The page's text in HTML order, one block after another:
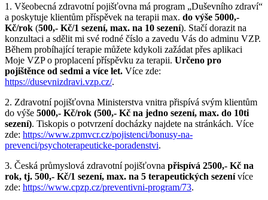
1. Všeobecná zdravotní pojišťovna má program „Duševního zdraví“
a poskytuje klientům příspěvek na terapii max. do výše 5000,-
Kč/rok (500,- Kč/1 sezení, max. na 10 sezení). Stačí dorazit na
konzultaci a sdělit mi své rodné číslo a zavedu Vás do adminu VZP.
Během probíhající terapie můžete kdykoli zažádat přes aplikaci
Moje VZP o proplacení příspěvku za terapii. Určeno pro
pojištěnce od sedmi a více let. Více zde:
https://dusevnizdravi.vzp.cz/.
2. Zdravotní pojišťovna Ministerstva vnitra přispívá svým klientům
do výše 5000,- Kč/rok (500,- Kč na jedno sezení, max. do 10ti
sezení). Tiskopis o potvrzení docházky najdete na stránkách. Více
zde: https://www.zpmvcr.cz/pojistenci/bonusy-na-
prevenci/psychoterapeuticke-poradenstvi.
3. Česká průmyslová zdravotní pojišťovna přispívá 2500,- Kč na
rok, tj. 500,- Kč/1 sezení, max. na 5 terapeutických sezenívíce
zde: https://www.cpzp.cz/preventivni-program/73.